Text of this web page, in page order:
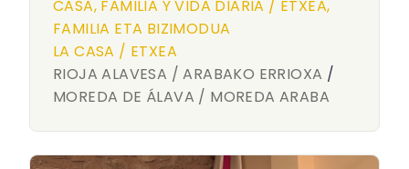
CASA, FAMILIA Y VIDA DIARIA / ETXEA,
FAMILIA ETA BIZIMODUA
LA CASA / ETXEA
RIOJA ALAVESA / ARABAKO ERRIOXA /
MOREDA DE ÁLAVA / MOREDA ARABA